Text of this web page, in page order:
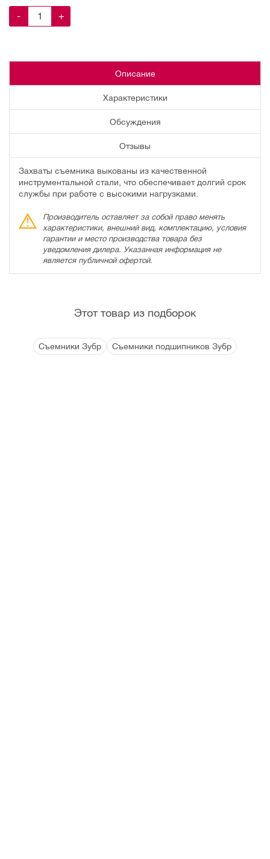
- +
Описание
Характеристики
Обсуждения
Отзывы
Захваты съемника выкованы из качественной
инструментальной стали, что обеспечивает долгий срок
службы при работе с высокими нагрузками.
Производитель оставляет за собой право менять
характеристики, внешний вид, комплектацию, условия
гарантии и место производства товара без
уведомления дилера. Указанная информация не
является публичной офертой.
Этот товар из подборок
Съемники Зубр Съемники подшипников Зубр